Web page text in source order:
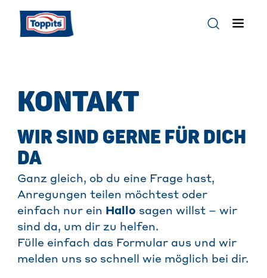
KONTAKT
WIR SIND GERNE FÜR DICH
DA
Ganz gleich, ob du eine Frage hast,
Anregungen teilen möchtest oder
einfach nur ein Hallo sagen willst – wir
sind da, um dir zu helfen.
Fülle einfach das Formular aus und wir
melden uns so schnell wie möglich bei dir.